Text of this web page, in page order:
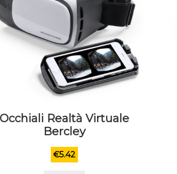
Occhiali Realtà Virtuale
Bercley
€5.42